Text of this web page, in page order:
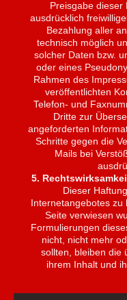
Preisgabe dieser
ausdrücklich
Bezahlung aller
technisch möglich
solcher Daten bzw.
oder eines
Rahmen des
veröffentlichten
Telefon- und
Dritte zur
angeforderten
Schritte gegen die
Mails bei
5.
Dieser
Internetangebotes zu
Seite verwiesen
Formulierungen
nicht, nicht mehr
sollten, bleiben die
ihrem Inhalt und